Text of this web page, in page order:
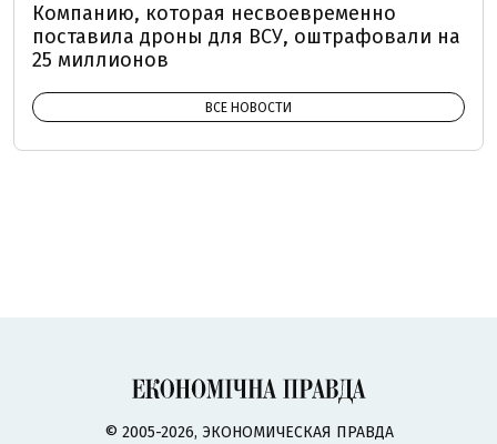
Компанию, которая несвоевременно
поставила дроны для ВСУ, оштрафовали на
25 миллионов
ВСЕ НОВОСТИ
© 2005-2026, ЭКОНОМИЧЕСКАЯ ПРАВДА